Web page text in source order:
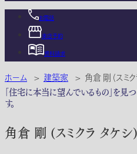
お電話
来店予約
資料請求
ホーム > 建築家 > 角倉 剛 (スミ
「住宅に本当に望んでいるもの」を見
す。
角倉 剛 (スミクラ タケシ)